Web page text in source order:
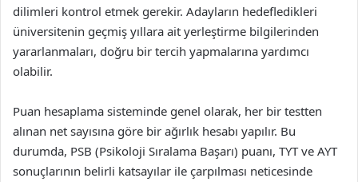
dilimleri kontrol etmek gerekir. Adayların hedefledikleri
üniversitenin geçmiş yıllara ait yerleştirme bilgilerinden
yararlanmaları, doğru bir tercih yapmalarına yardımcı
olabilir.
Puan hesaplama sisteminde genel olarak, her bir testten
alınan net sayısına göre bir ağırlık hesabı yapılır. Bu
durumda, PSB (Psikoloji Sıralama Başarı) puanı, TYT ve AYT
sonuçlarının belirli katsayılar ile çarpılması neticesinde